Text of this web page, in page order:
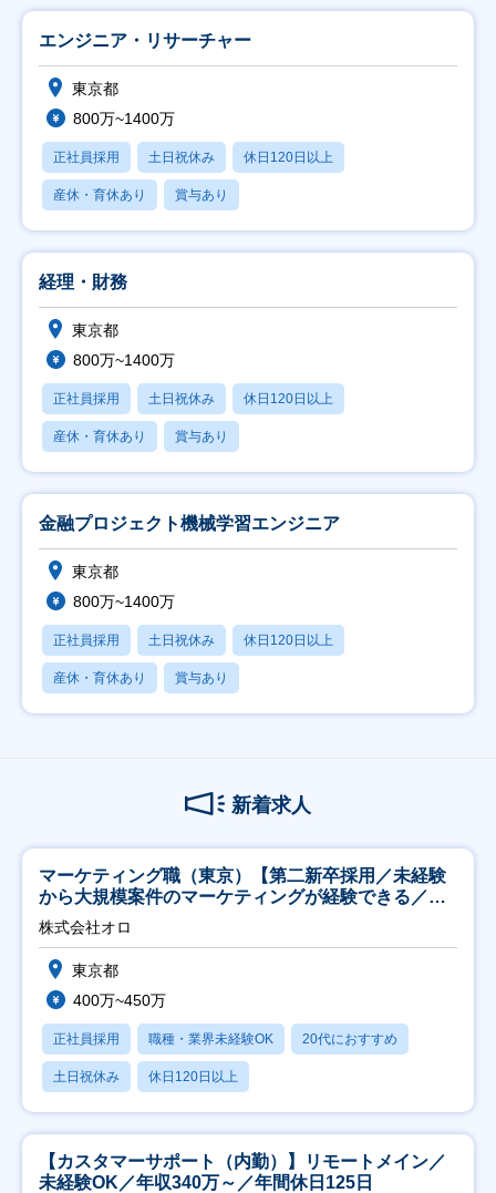
エンジニア・リサーチャー
東京都
800万~1400万
正社員採用 土日祝休み 休日120日以上
産休・育休あり 賞与あり
経理・財務
東京都
800万~1400万
正社員採用 土日祝休み 休日120日以上
産休・育休あり 賞与あり
金融プロジェクト機械学習エンジニア
東京都
800万~1400万
正社員採用 土日祝休み 休日120日以上
産休・育休あり 賞与あり
新着求人
マーケティング職（東京）【第二新卒採用／未経験
から大規模案件のマーケティングが経験できる／研
修充実】
株式会社オロ
東京都
400万~450万
正社員採用 職種・業界未経験OK 20代におすすめ
土日祝休み 休日120日以上
【カスタマーサポート（内勤）】リモートメイン／
未経験OK／年収340万～／年間休日125日